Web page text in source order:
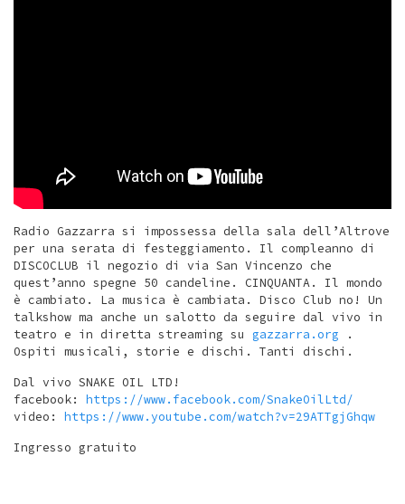
Radio Gazzarra si impossessa della sala dell’Altrove
per una serata di festeggiamento. Il compleanno di
DISCOCLUB il negozio di via San Vincenzo che
quest’anno spegne 50 candeline. CINQUANTA. Il mondo
è cambiato. La musica è cambiata. Disco Club no! Un
talkshow ma anche un salotto da seguire dal vivo in
teatro e in diretta streaming su gazzarra.org .
Ospiti musicali, storie e dischi. Tanti dischi.
Dal vivo SNAKE OIL LTD!
facebook: https://www.facebook.com/SnakeOilLtd/
video: https://www.youtube.com/watch?v=29ATTgjGhqw
Ingresso gratuito